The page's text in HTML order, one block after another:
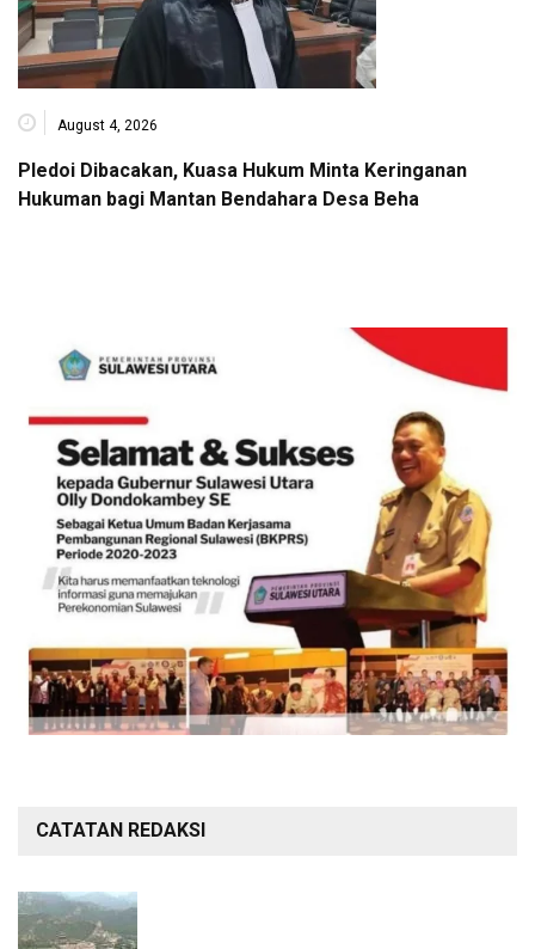
August 4, 2026
Pledoi Dibacakan, Kuasa Hukum Minta Keringanan
Hukuman bagi Mantan Bendahara Desa Beha
CATATAN REDAKSI